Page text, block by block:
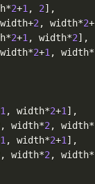
*2+1 , 2] ,
width+2 , width*2+
*2+1 , width*2] ,
width*2+1 , width*
1 , width*2+1 ] ,
, width*2 , width*
1 , width*2+1 ] ,
, width*2 , width*